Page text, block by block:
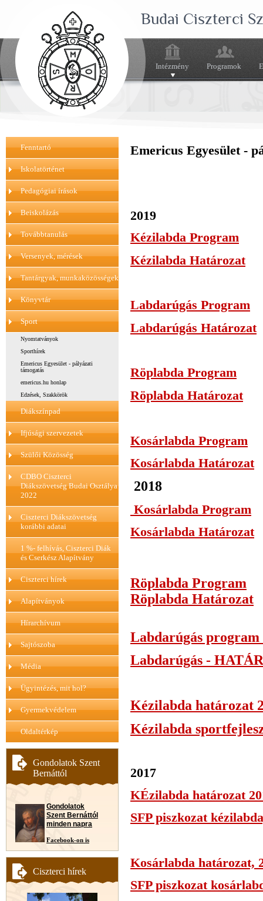
Budai Ciszterci
Intézmény Programok
Fenntartó
Iskolatörténet
Pedagógiai írások
Beiskolázás
Továbbtanulás
Versenyek, mérések
Tantárgyak, munkaközösségek
Könyvtár
Sport
Nyomtatványok
Sporthírek
Emericus Egyesület - pályázati
támogatás
emericus.hu honlap
Edzések, Szakkörök
Diákszínpad
Ifjúsági szervezetek
Szülői Közösség
CDBO Ciszterci
Diákszövetség Budai Osztálya
2022
Ciszterci Diákszövetség
korábbi adatai
1 %- felhívás, Ciszterci Diák
és Cserkész Alapítvány
Ciszterci hírek
Alapítványok
Hírarchívum
Sajtószoba
Média
Ügyintézés, mit hol?
Gyermekvédelem
Oldaltérkép
Gondolatok Szent
Bernáttól
Gondolatok
Szent Bernáttól
minden napra
Facebook-on is
Ciszterci hírek
Emericus Egyesület -
2019
Kézilabda Program
Kézilabda Határozat
Labdarúgás Program
Labdarúgás Határozat
Röplabda Program
Röplabda Határozat
Kosárlabda Program
Kosárlabda Határozat
2018
Kosárlabda Program
Kosárlabda Határozat
Röplabda Program
Röplabda Határozat
Labdarúgás program
Labdarúgás -
Kézilabda határozat
Kézilabda
2017
KÉzilabda határozat
SFP piszkozat
Kosárlabda határozat,
SFP piszkozat